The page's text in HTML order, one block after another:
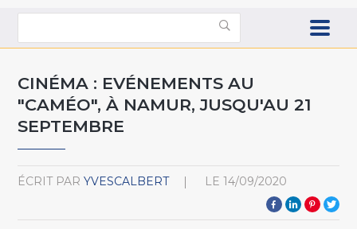
CINÉMA : EVÉNEMENTS AU
"CAMÉO", À NAMUR, JUSQU'AU 21
SEPTEMBRE
ÉCRIT PAR YVESCALBERT LE 14/09/2020